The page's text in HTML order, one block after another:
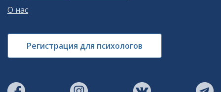
О нас
Регистрация для психологов